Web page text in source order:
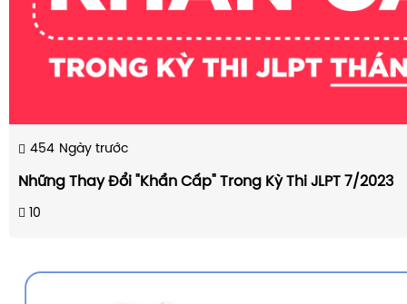
454 Ngày trước
Những Thay Đổi "Khẩn Cấp" Trong Kỳ Thi JLPT 7/2023
10